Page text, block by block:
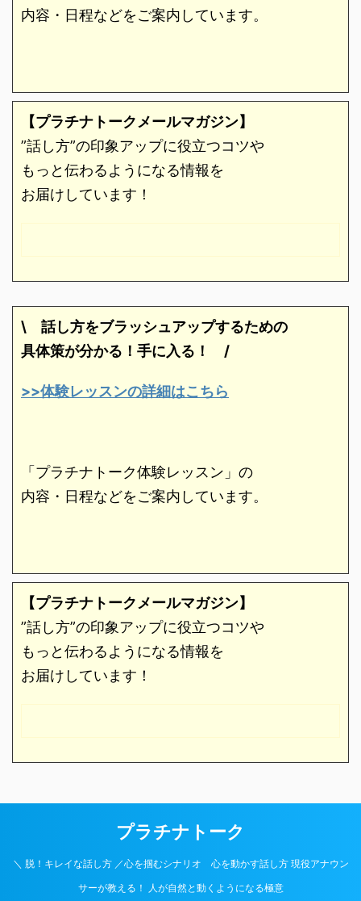
内容・日程などをご案内しています。
【プラチナトークメールマガジン】
”話し方”の印象アップに役立つコツや
もっと伝わるようになる情報を
お届けしています！
\ 話し方をブラッシュアップするための
具体策が分かる！手に入る！ /
>>体験レッスンの詳細はこちら
「プラチナトーク体験レッスン」の
内容・日程などをご案内しています。
【プラチナトークメールマガジン】
”話し方”の印象アップに役立つコツや
もっと伝わるようになる情報を
お届けしています！
プラチナトーク
＼ 脱！キレイな話し方 ／心を掴むシナリオ 心を動かす話し方 現役アナウン
サーが教える！ 人が自然と動くようになる極意